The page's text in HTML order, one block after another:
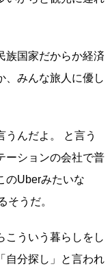
族国家だからか経済
、みんな旅人に優し
うんだよ。 と言う
ーションの会社で普
のUberみたいな
そうだ。
こういう暮らしをし
自分探し」と言われ